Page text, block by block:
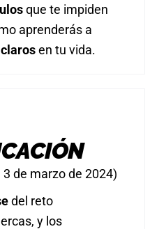
que te impiden
aprenderás a
en tu vida.
de marzo de 2024)
del reto
y los